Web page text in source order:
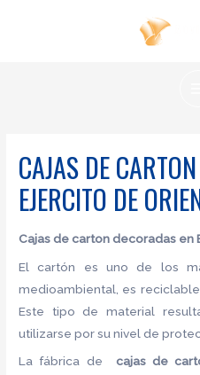
CAJAS DE
EJERCITO DE
Cajas de carton decoradas en
El cartón es uno de los
medioambiental, es
Este tipo de material
utilizarse por su nivel de
La fábrica de cajas de